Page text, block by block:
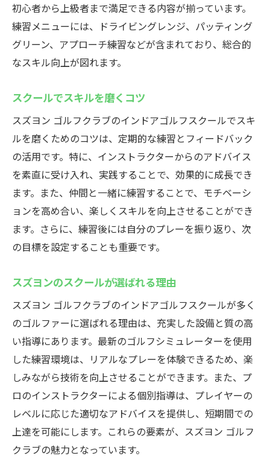
初心者から上級者まで満足できる内容が揃っています。
練習メニューには、ドライビングレンジ、パッティング
グリーン、アプローチ練習などが含まれており、総合的
なスキル向上が図れます。
スクールでスキルを磨くコツ
スズヨン ゴルフクラブのインドアゴルフスクールでスキ
ルを磨くためのコツは、定期的な練習とフィードバック
の活用です。特に、インストラクターからのアドバイス
を素直に受け入れ、実践することで、効果的に成長でき
ます。また、仲間と一緒に練習することで、モチベーシ
ョンを高め合い、楽しくスキルを向上させることができ
ます。さらに、練習後には自分のプレーを振り返り、次
の目標を設定することも重要です。
スズヨンのスクールが選ばれる理由
スズヨン ゴルフクラブのインドアゴルフスクールが多く
のゴルファーに選ばれる理由は、充実した設備と質の高
い指導にあります。最新のゴルフシミュレーターを使用
した練習環境は、リアルなプレーを体験できるため、楽
しみながら技術を向上させることができます。また、プ
ロのインストラクターによる個別指導は、プレイヤーの
レベルに応じた適切なアドバイスを提供し、短期間での
上達を可能にします。これらの要素が、スズヨン ゴルフ
クラブの魅力となっています。